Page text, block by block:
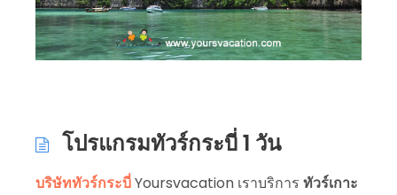
โปรแกรมทัวร์กระบี่ 1 วัน
บริษัททัวร์กระบี่Yoursvacation เราบริการ ทัวร์เกาะ